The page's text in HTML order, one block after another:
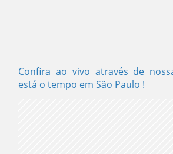
Confira ao vivo através de
está o tempo em São Paulo !